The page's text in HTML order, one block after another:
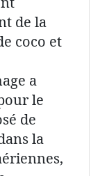
de la
coco et
a
le
de
la